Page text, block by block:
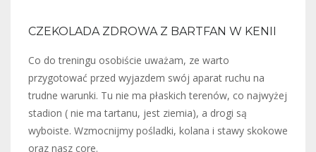
CZEKOLADA ZDROWA Z BARTFAN W KENII
Co do treningu osobiście uważam, ze warto
przygotować przed wyjazdem swój aparat ruchu na
trudne warunki. Tu nie ma płaskich terenów, co najwyżej
stadion ( nie ma tartanu, jest ziemia), a drogi są
wyboiste. Wzmocnijmy pośladki, kolana i stawy skokowe
oraz nasz core.